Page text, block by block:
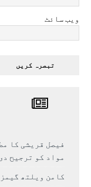
ویب سائٹ
فیصل قریشی کا
مواد کو ترجیح
کامن ویلتھ گیمز